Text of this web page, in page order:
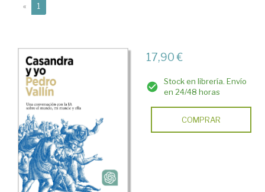
« 1
17,90 €
Stock en librería. Envío
en 24/48 horas
COMPRAR